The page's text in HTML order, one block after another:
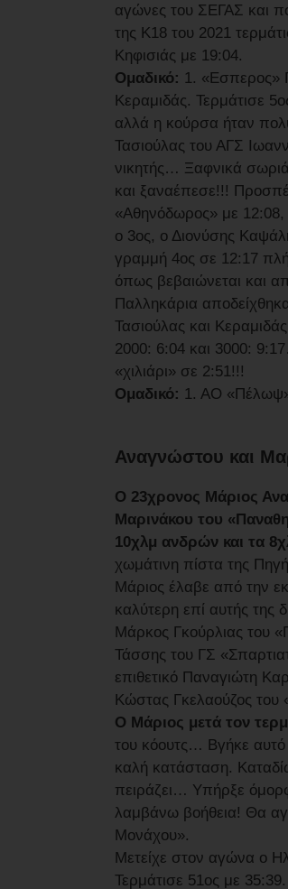
αγώνες του ΣΕΓΑΣ και
της Κ18 του 2021
Κηφισιάς με 19:04.
Ομαδικό: 1. «Εσπερος»
Κεραμιδάς. Τερμάτισε
αλλά η κούρσα ήταν
Τασιούλας του ΑΓΣ
νικητής… Ξαφνικά
και ξαναέπεσε!!!
«Αθηνόδωρος» με 12:08,
ο 3ος, ο Διονύσης
γραμμή 4ος σε 12:17
όπως βεβαιώνεται και
Παλληκάρια
Τασιούλας και
2000: 6:04 και 3000:
«χιλιάρι» σε 2:51!!!
Ομαδικό: 1. ΑΟ
Αναγνώστου και
Ο 23χρονος Μάριος
Μαρινάκου του
10χλμ ανδρών και τα
χωμάτινη πίστα της
Μάριος έλαβε από την
καλύτερη επί αυτής της
Μάρκος Γκούρλιας του
Τάσσης του ΓΣ
επιθετικό Παναγιώτη
Κώστας Γκελαούζος
Ο Μάριος μετά τον
του κόουτς… Βγήκε
καλή κατάσταση.
πειράζει… Υπήρξε
λαμβάνω βοήθεια! Θα
Μονάχου».
Μετείχε στον αγώνα ο
Τερμάτισε 51ος με